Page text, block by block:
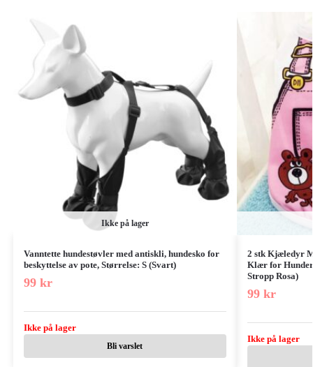
Ikke på lager
Vanntette hundestøvler med antiskli, hundesko for
beskyttelse av pote, Størrelse: S (Svart)
99 kr
Ikke på lager
Bli varslet
2 stk Kjæledyr
Klær for Hunder
Stropp Rosa)
99 kr
Ikke på lager